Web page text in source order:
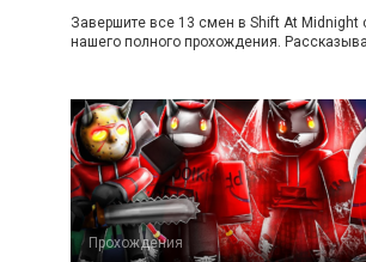
Завершите все 13 смен в Shift At
нашего полного прохождения.
Прохождения